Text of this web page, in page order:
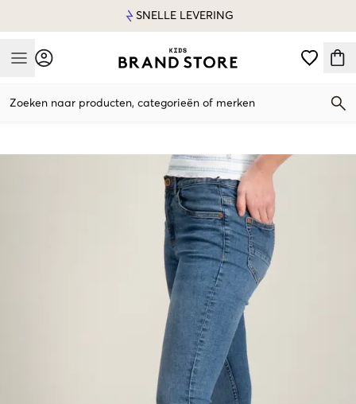
SNELLE LEVERING
Mobile Menu
Zoeken naar producten, categorieën of merken